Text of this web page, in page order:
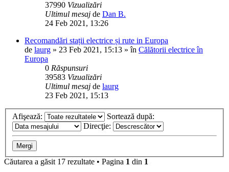
37990 Vizualizări
Ultimul mesaj de Dan B.
24 Feb 2021, 13:26
Recomandări stații electrice și rute in Europa
de laurg » 23 Feb 2021, 15:13 » în Călătorii electrice în
Europa
0 Răspunsuri
39583 Vizualizări
Ultimul mesaj de laurg
23 Feb 2021, 15:13
Afişează:
Sortează după:
Direcţie:
Căutarea a găsit 17 rezultate • Pagina 1 din 1